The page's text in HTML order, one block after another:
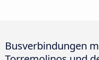
Busverbindungen